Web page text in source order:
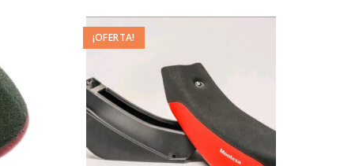
¡OFERTA!